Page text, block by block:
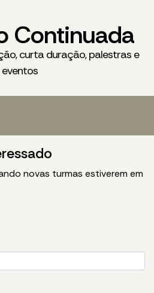
Continuada
curta duração, palestras e
eventos
novas turmas estiverem em